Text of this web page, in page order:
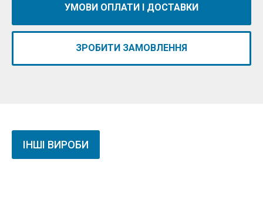
УМОВИ ОПЛАТИ І ДОСТАВКИ
ЗРОБИТИ ЗАМОВЛЕННЯ
ІНШІ ВИРОБИ